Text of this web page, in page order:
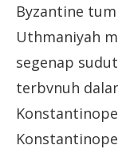
Byzantine
Uthmaniyah
segenap
terbvnuh